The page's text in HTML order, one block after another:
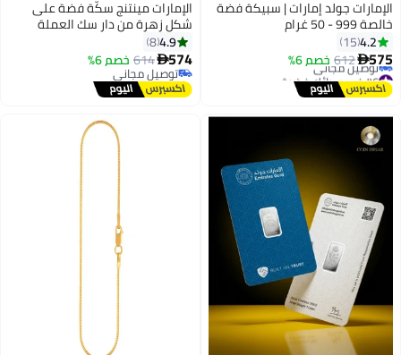
الإمارات جولد إمارات | سبيكة فضة
خالصة 999 - 50 غرام
4.2
15
575
612 خصم 6%
#6 في سبائك فضية
أقل سعر في 30 يوم
توصيل مجاني
#6 في سبائك فضية
الإمارات مينتنج سكّة فضة على
شكل زهرة من دار سك العملة
999.0
4.9
8
574
614 خصم 6%
توصيل مجاني
توصيل مجاني